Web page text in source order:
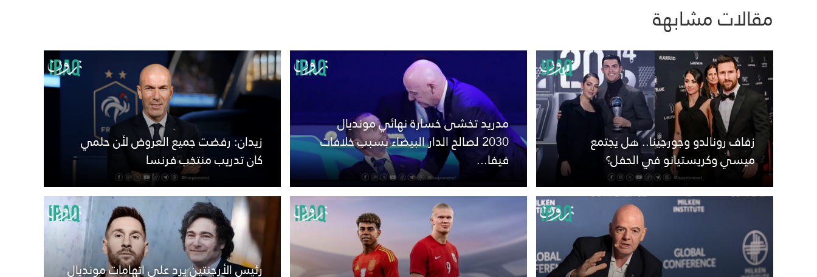
مقالات مشابهة
زفاف رونالدو وجورجينا.. هل يجتمع
ميسي وكريستيانو في الحفل؟
مدريد تخشى خسارة نهائي مونديال
2030 لصالح الدار البيضاء بسبب خلافات
فيفا...
زيدان: رفضت جميع العروض لأن حلمي
كان تدريب منتخب فرنسا
رئيس الأرجنتين يرد على اتهامات مونديال